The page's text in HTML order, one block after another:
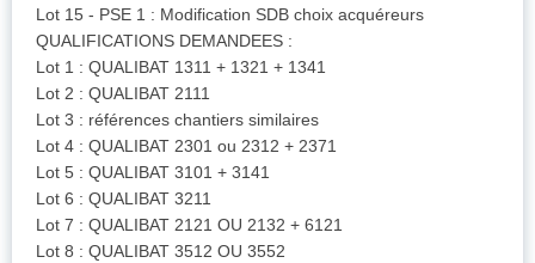
Lot 15 - PSE 1 : Modification SDB choix acquéreurs
QUALIFICATIONS DEMANDEES :
Lot 1 : QUALIBAT 1311 + 1321 + 1341
Lot 2 : QUALIBAT 2111
Lot 3 : références chantiers similaires
Lot 4 : QUALIBAT 2301 ou 2312 + 2371
Lot 5 : QUALIBAT 3101 + 3141
Lot 6 : QUALIBAT 3211
Lot 7 : QUALIBAT 2121 OU 2132 + 6121
Lot 8 : QUALIBAT 3512 OU 3552